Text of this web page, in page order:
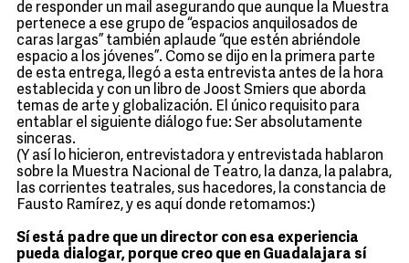
de responder un mail asegurando que aunque la Muestra
pertenece a ese grupo de “espacios anquilosados de
caras largas” también aplaude “que estén abriéndole
espacio a los jóvenes”. Como se dijo en la primera parte
de esta entrega, llegó a esta entrevista antes de la hora
establecida y con un libro de Joost Smiers que aborda
temas de arte y globalización. El único requisito para
entablar el siguiente diálogo fue: Ser absolutamente
sinceras.
(Y así lo hicieron, entrevistadora y entrevistada hablaron
sobre la Muestra Nacional de Teatro, la danza, la palabra,
las corrientes teatrales, sus hacedores, la constancia de
Fausto Ramírez, y es aquí donde retomamos:)
Sí está padre que un director con esa experiencia
pueda dialogar, porque creo que en Guadalajara sí